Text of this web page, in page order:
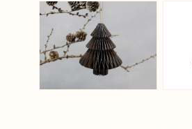
View larger image